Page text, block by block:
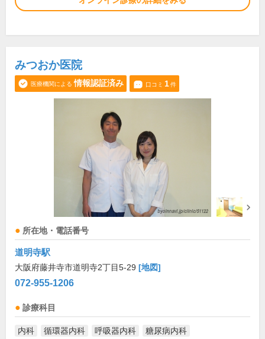
みつおか医院
医療機関による 情報認証済み 口コミ 1件
所在地・電話番号
道明寺駅
大阪府藤井寺市道明寺2丁目5-29 [地図]
072-955-1206
診療科目
内科 循環器内科 呼吸器内科 糖尿病内科